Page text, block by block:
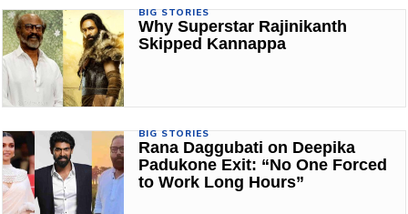
BIG STORIES
Why Superstar Rajinikanth
Skipped Kannappa
BIG STORIES
Rana Daggubati on Deepika
Padukone Exit: “No One Forced
to Work Long Hours”